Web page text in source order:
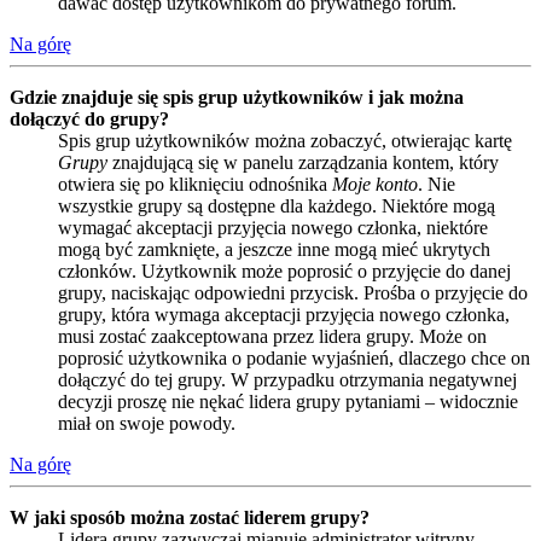
Na górę
Gdzie znajduje się spis grup użytkowników i jak można
dołączyć do grupy?
Spis grup użytkowników można zobaczyć, otwierając kartę
Grupy znajdującą się w panelu zarządzania kontem, który
otwiera się po kliknięciu odnośnika Moje konto. Nie
wszystkie grupy są dostępne dla każdego. Niektóre mogą
wymagać akceptacji przyjęcia nowego członka, niektóre
mogą być zamknięte, a jeszcze inne mogą mieć ukrytych
członków. Użytkownik może poprosić o przyjęcie do danej
grupy, naciskając odpowiedni przycisk. Prośba o przyjęcie do
grupy, która wymaga akceptacji przyjęcia nowego członka,
musi zostać zaakceptowana przez lidera grupy. Może on
poprosić użytkownika o podanie wyjaśnień, dlaczego chce on
dołączyć do tej grupy. W przypadku otrzymania negatywnej
decyzji proszę nie nękać lidera grupy pytaniami – widocznie
miał on swoje powody.
Na górę
W jaki sposób można zostać liderem grupy?